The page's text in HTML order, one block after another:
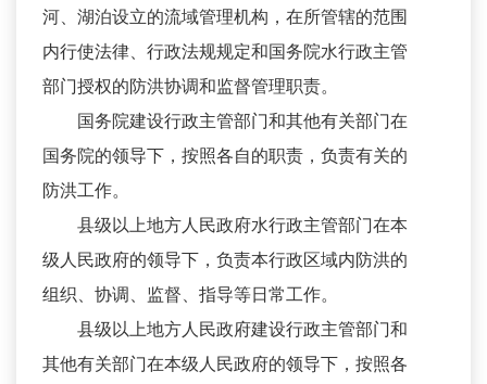
河、湖泊设立的流域管理机构，在所管辖的范围
内行使法律、行政法规规定和国务院水行政主管
部门授权的防洪协调和监督管理职责。
国务院建设行政主管部门和其他有关部门在
国务院的领导下，按照各自的职责，负责有关的
防洪工作。
县级以上地方人民政府水行政主管部门在本
级人民政府的领导下，负责本行政区域内防洪的
组织、协调、监督、指导等日常工作。
县级以上地方人民政府建设行政主管部门和
其他有关部门在本级人民政府的领导下，按照各